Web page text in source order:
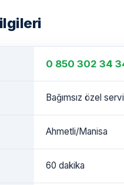
0 850 302 34
Bağımsız özel
Ahmetli/Manisa
60 dakika